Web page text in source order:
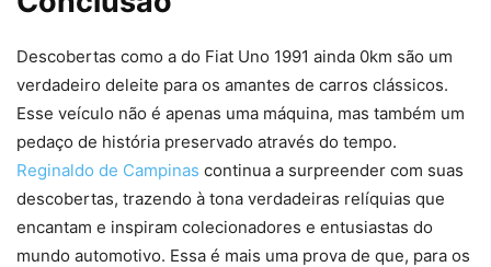
Descobertas como a do Fiat Uno 1991 ainda 0km são um
verdadeiro deleite para os amantes de carros clássicos.
Esse veículo não é apenas uma máquina, mas também um
pedaço de história preservado através do tempo.
Reginaldo de Campinas continua a surpreender com suas
descobertas, trazendo à tona verdadeiras relíquias que
encantam e inspiram colecionadores e entusiastas do
mundo automotivo. Essa é mais uma prova de que, para os